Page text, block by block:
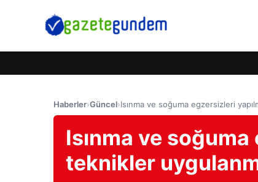
Haberler›Güncel›Isınma ve soğuma egzersizleri
Isınma ve
teknikler